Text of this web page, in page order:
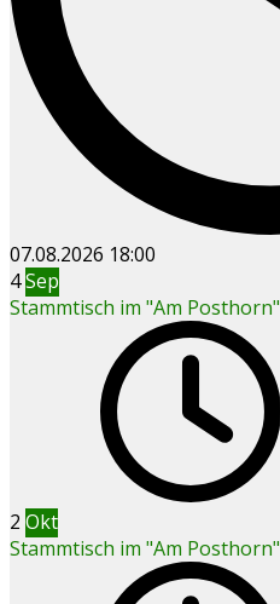
07.08.2026 18:00
4Sep
Stammtisch im "Am Posthorn"
2 Okt
Stammtisch im "Am Posthorn"